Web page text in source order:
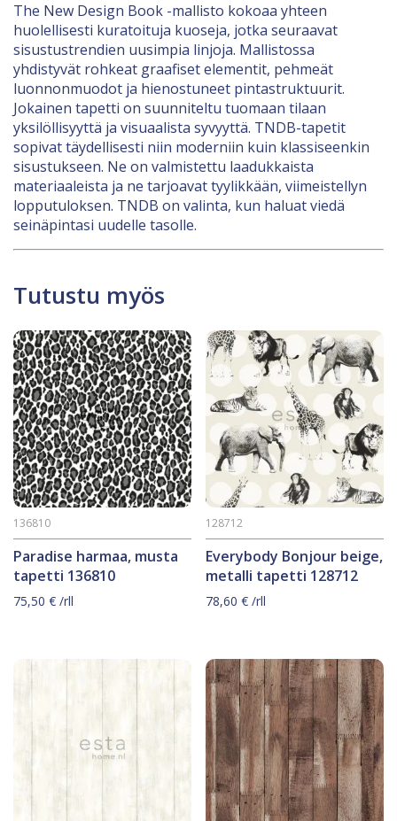
The New Design Book -mallisto kokoaa yhteen
huolellisesti kuratoituja kuoseja, jotka seuraavat
sisustustrendien uusimpia linjoja. Mallistossa
yhdistyvät rohkeat graafiset elementit, pehmeät
luonnonmuodot ja hienostuneet pintastruktuurit.
Jokainen tapetti on suunniteltu tuomaan tilaan
yksilöllisyyttä ja visuaalista syvyyttä. TNDB-tapetit
sopivat täydellisesti niin moderniin kuin klassiseenkin
sisustukseen. Ne on valmistettu laadukkaista
materiaaleista ja ne tarjoavat tyylikkään, viimeistellyn
lopputuloksen. TNDB on valinta, kun haluat viedä
seinäpintasi uudelle tasolle.
Tutustu myös
Paradise harmaa, musta
tapetti 136810
136810
75,50 € /rll
Everybody Bonjour beige,
metalli tapetti 128712
128712
78,60€ /rll